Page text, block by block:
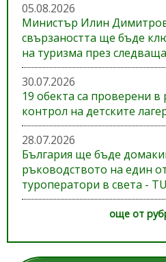
05.08.2026
Министър Илин
свързаността ще бъде
на туризма през
30.07.2026
19 обекта са проверени в
контрол на детските
28.07.2026
България ще бъде
ръководството на един
туроператори в света -
още от